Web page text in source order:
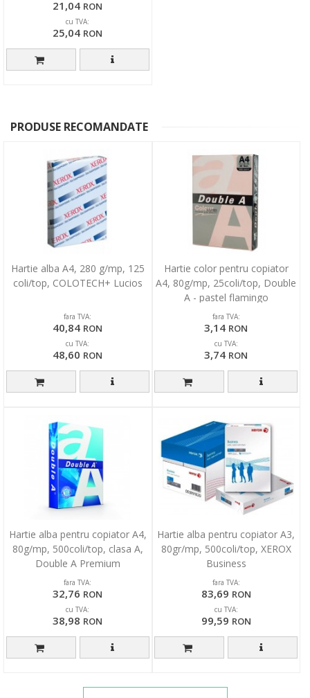
21,04 RON
cu TVA:
25,04 RON
PRODUSE RECOMANDATE
Hartie alba A4, 280 g/mp, 125
coli/top, COLOTECH+ Lucios
fara TVA:
40,84 RON
cu TVA:
48,60 RON
Hartie color pentru copiator
A4, 80g/mp, 25coli/top, Double
A - pastel flamingo
fara TVA:
3,14 RON
cu TVA:
3,74 RON
Hartie alba pentru copiator A4,
80g/mp, 500coli/top, clasa A,
Double A Premium
fara TVA:
32,76 RON
cu TVA:
38,98 RON
Hartie alba pentru copiator A3,
80gr/mp, 500coli/top, XEROX
Business
fara TVA:
83,69 RON
cu TVA:
99,59 RON